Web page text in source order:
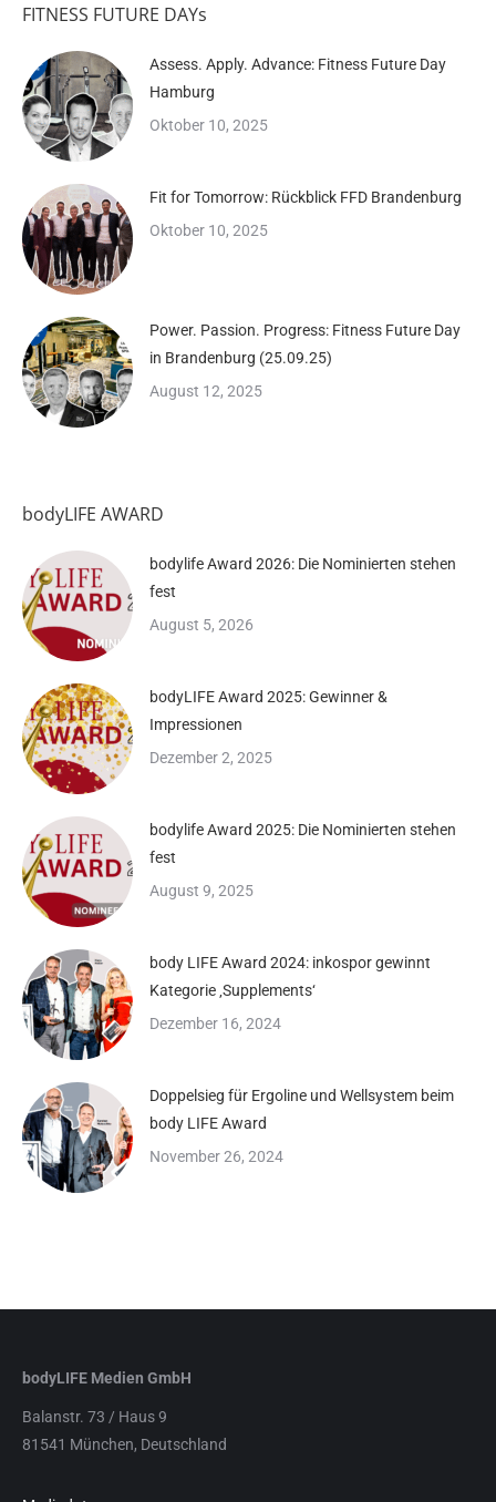
FITNESS FUTURE DAYs
Assess. Apply. Advance: Fitness Future Day
Hamburg
Oktober 10, 2025
Fit for Tomorrow: Rückblick FFD Brandenburg
Oktober 10, 2025
Power. Passion. Progress: Fitness Future Day
in Brandenburg (25.09.25)
August 12, 2025
bodyLIFE AWARD
bodylife Award 2026: Die Nominierten stehen
fest
August 5, 2026
bodyLIFE Award 2025: Gewinner &
Impressionen
Dezember 2, 2025
bodylife Award 2025: Die Nominierten stehen
fest
August 9, 2025
body LIFE Award 2024: inkospor gewinnt
Kategorie ‚Supplements‘
Dezember 16, 2024
Doppelsieg für Ergoline und Wellsystem beim
body LIFE Award
November 26, 2024
bodyLIFE Medien GmbH
Balanstr. 73 / Haus 9
81541 München, Deutschland